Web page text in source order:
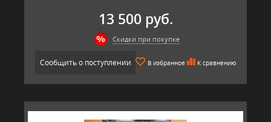
13 500 руб.
Скидки при покупке
Сообщить о поступлении В избранное К сравнению